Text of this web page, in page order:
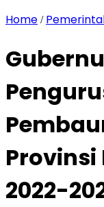
Home /
Provinsi
2022-